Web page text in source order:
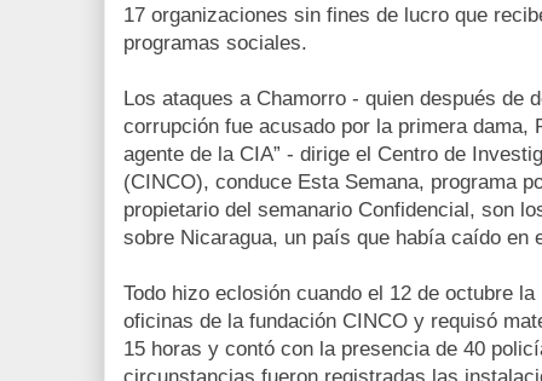
17 organizaciones sin fines de lucro que
programas sociales.
Los ataques a Chamorro - quien después de
corrupción fue acusado por la primera dama,
agente de la CIA” - dirige el Centro de
(CINCO), conduce Esta Semana, programa
propietario del semanario Confidencial, son
sobre Nicaragua, un país que había caído en
Todo hizo eclosión cuando el 12 de octubre
oficinas de la fundación CINCO y requisó
15 horas y contó con la presencia de 40